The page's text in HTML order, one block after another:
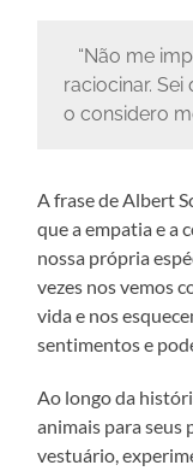
“Não me
raciocinar.
o considero
A frase de Albert
que a empatia e a
nossa própria
vezes nos vemos
vida e nos
sentimentos e
Ao longo da
animais para seus
vestuário,